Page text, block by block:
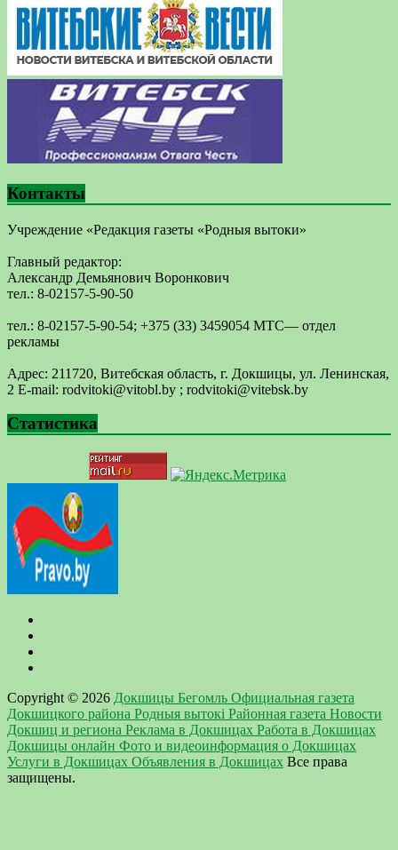
Контакты
Учреждение «Редакция газеты «Родныя вытоки»
Главный редактор:
Александр Демьянович Воронкович
тел.: 8-02157-5-90-50
тел.: 8-02157-5-90-54; +375 (33) 3459054 МТС— отдел
рекламы
Адрес: 211720, Витебская область, г. Докшицы, ул. Ленинская,
2 E-mail: ​rodvitoki@​​vitobl​.by ; rodvitoki@vitebsk.by
Статистика
Copyright © 2026 Докшицы Бегомль Официальная газета
Докшицкого района Родныя вытокi Районная газета Новости
Докшиц и региона Реклама в Докшицах Работа в Докшицах
Докшицы онлайн Фото и видеоинформация о Докшицах
Услуги в Докшицах Объявления в Докшицах Все права
защищены.